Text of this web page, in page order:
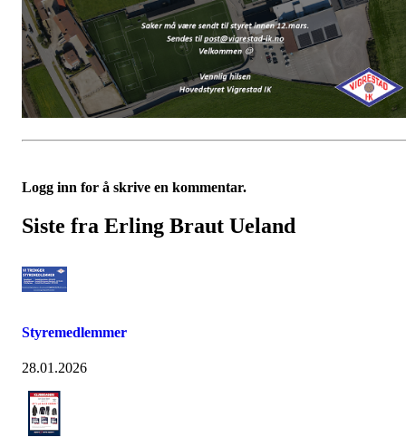
Logg inn for å skrive en kommentar.
Siste fra Erling Braut Ueland
Styremedlemmer
28.01.2026